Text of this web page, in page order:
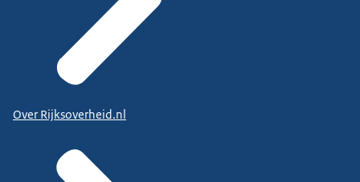
Over Rijksoverheid.nl